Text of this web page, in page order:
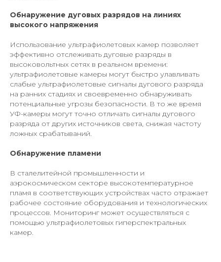
Обнаружение дуговых разрядов на линиях
высокого напряжения
Использование ультрафиолетовых камер позволяет
эффективно отслеживать дуговые разряды в
высоковольтных сетях в реальном времени:
ультрафиолетовые камеры могут быстро улавливать
слабые ультрафиолетовые сигналы дугового разряда
на ранних стадиях и своевременно обнаруживать
потенциальные угрозы безопасности. В то же время
УФ-камеры могут точно отличать сигналы дугового
разряда от других источников света, снижая частоту
ложных срабатываний.
Обнаружение пламени
В сталелитейной промышленности и
аэрокосмическом секторе высокотемпературное
пламя в соответствующих устройствах часто отражает
рабочее состояние оборудования и технологических
процессов. Мониторинг может осуществляться с
помощью ультрафиолетовых гиперспектральных
камер.